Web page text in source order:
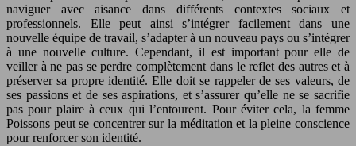
naviguer avec aisance dans différents contextes sociaux et
professionnels. Elle peut ainsi s’intégrer facilement dans une
nouvelle équipe de travail, s’adapter à un nouveau pays ou s’intégrer
à une nouvelle culture. Cependant, il est important pour elle de
veiller à ne pas se perdre complètement dans le reflet des autres et à
préserver sa propre identité. Elle doit se rappeler de ses valeurs, de
ses passions et de ses aspirations, et s’assurer qu’elle ne se sacrifie
pas pour plaire à ceux qui l’entourent. Pour éviter cela, la femme
Poissons peut se concentrer sur la méditation et la pleine conscience
pour renforcer son identité.